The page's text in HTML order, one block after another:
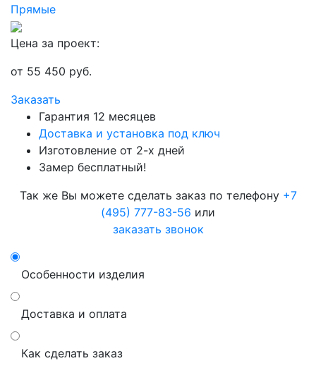
Прямые
Цена за проект:
от 55 450 руб.
Заказать
Гарантия 12 месяцев
Доставка и установка под ключ
Изготовление от 2-х дней
Замер бесплатный!
Так же Вы можете сделать заказ по телефону +7
(495) 777-83-56 или
заказать звонок
Особенности изделия
Доставка и оплата
Как сделать заказ